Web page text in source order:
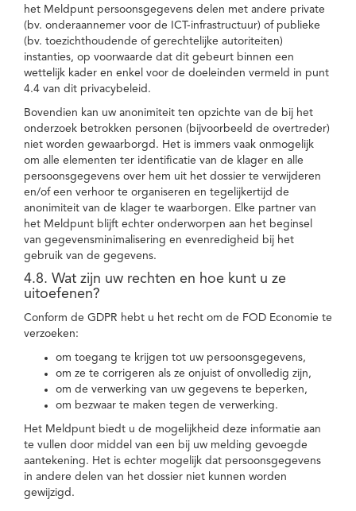
het Meldpunt persoonsgegevens delen met andere private
(bv. onderaannemer voor de ICT-infrastructuur) of publieke
(bv. toezichthoudende of gerechtelijke autoriteiten)
instanties, op voorwaarde dat dit gebeurt binnen een
wettelijk kader en enkel voor de doeleinden vermeld in punt
4.4 van dit privacybeleid.
Bovendien kan uw anonimiteit ten opzichte van de bij het
onderzoek betrokken personen (bijvoorbeeld de overtreder)
niet worden gewaarborgd. Het is immers vaak onmogelijk
om alle elementen ter identificatie van de klager en alle
persoonsgegevens over hem uit het dossier te verwijderen
en/of een verhoor te organiseren en tegelijkertijd de
anonimiteit van de klager te waarborgen. Elke partner van
het Meldpunt blijft echter onderworpen aan het beginsel
van gegevensminimalisering en evenredigheid bij het
gebruik van de gegevens.
4.8. Wat zijn uw rechten en hoe kunt u ze
uitoefenen?
Conform de GDPR hebt u het recht om de FOD Economie te
verzoeken:
om toegang te krijgen tot uw persoonsgegevens,
om ze te corrigeren als ze onjuist of onvolledig zijn,
om de verwerking van uw gegevens te beperken,
om bezwaar te maken tegen de verwerking.
Het Meldpunt biedt u de mogelijkheid deze informatie aan
te vullen door middel van een bij uw melding gevoegde
aantekening. Het is echter mogelijk dat persoonsgegevens
in andere delen van het dossier niet kunnen worden
gewijzigd.